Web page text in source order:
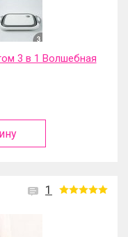
3 в 1 Волшебная
1